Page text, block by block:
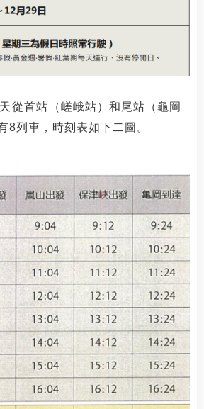
從首站（嵯峨站）和尾站（龜岡
8列車，時刻表如下二圖。